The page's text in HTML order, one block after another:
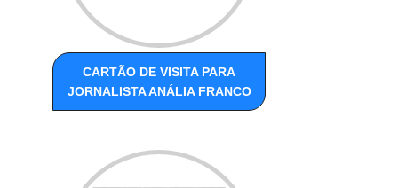
CARTÃO DE VISITA PARA
JORNALISTA ANÁLIA FRANCO